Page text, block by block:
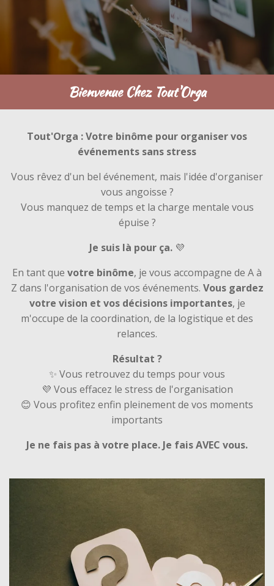
Bienvenue Chez Tout'Orga
Tout'Orga : Votre binôme pour organiser vos
événements sans stress
Vous rêvez d'un bel événement, mais l'idée d'organiser
vous angoisse ?
Vous manquez de temps et la charge mentale vous
épuise ?
Je suis là pour ça. 💜
En tant que votre binôme, je vous accompagne de A à
Z dans l'organisation de vos événements. Vous gardez
votre vision et vos décisions importantes, je
m'occupe de la coordination, de la logistique et des
relances.
Résultat ?
✨ Vous retrouvez du temps pour vous
💜 Vous effacez le stress de l'organisation
😊 Vous profitez enfin pleinement de vos moments
importants
Je ne fais pas à votre place. Je fais AVEC vous.